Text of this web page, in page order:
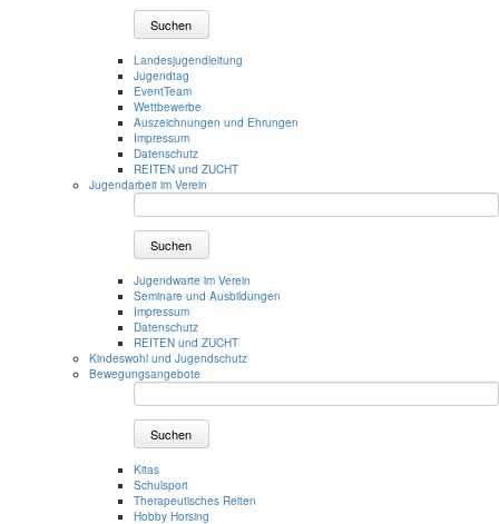
Suchen
Landesjugendleitung
Jugendtag
EventTeam
Wettbewerbe
Auszeichnungen und Ehrungen
Impressum
Datenschutz
REITEN und ZUCHT
Jugendarbeit im Verein
Suchen
Jugendwarte im Verein
Seminare und Ausbildungen
Impressum
Datenschutz
REITEN und ZUCHT
Kindeswohl und Jugendschutz
Bewegungsangebote
Suchen
Kitas
Schulsport
Therapeutisches Reiten
Hobby Horsing